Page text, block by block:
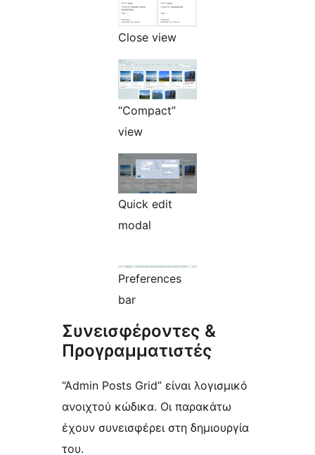
Close view
“Compact”
view
Quick edit
modal
Preferences
bar
Συνεισφέροντες &
Προγραμματιστές
“Admin Posts Grid” είναι λογισμικό
ανοιχτού κώδικα. Οι παρακάτω
έχουν συνεισφέρει στη δημιουργία
του.